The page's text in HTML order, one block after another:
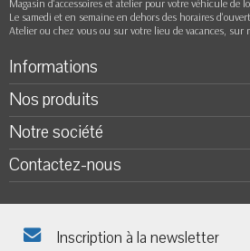
Magasin d'accessoires et atelier pour votre véhicule de
Le samedi et en semaine en dehors des horaires
Atelier ou chez vous ou sur votre lieu de vacances, sur
Informations
Nos produits
Notre société
Contactez-nous
Inscription à la newsletter